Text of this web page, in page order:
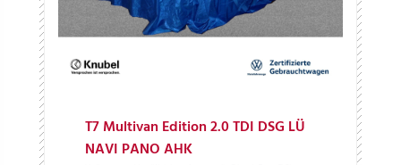
T7 Multivan Edition 2.0 TDI DSG LÜ
NAVI PANO AHK